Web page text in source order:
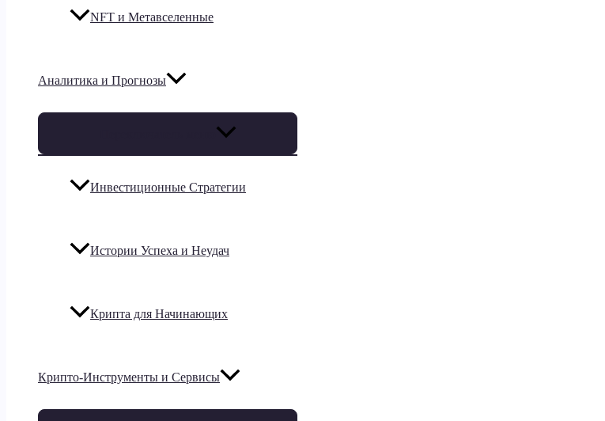
NFT и Метавселенные
Аналитика и Прогнозы
Инвестиционные Стратегии
Истории Успеха и Неудач
Крипта для Начинающих
Крипто-Инструменты и Сервисы